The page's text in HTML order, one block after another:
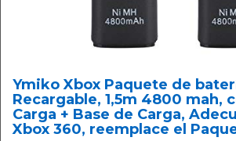
Ymiko Xbox Paquete de
Recargable, 1,5m 4800 mah,
Carga + Base de Carga,
Xbox 360, reemplace el